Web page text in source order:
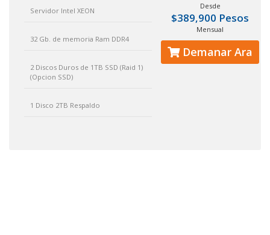
Servidor Intel XEON
32 Gb. de memoria Ram DDR4
2 Discos Duros de 1TB SSD (Raid 1)
(Opcion SSD)
1 Disco 2TB Respaldo
Desde
$389,900 Pesos
Mensual
Demanar Ara